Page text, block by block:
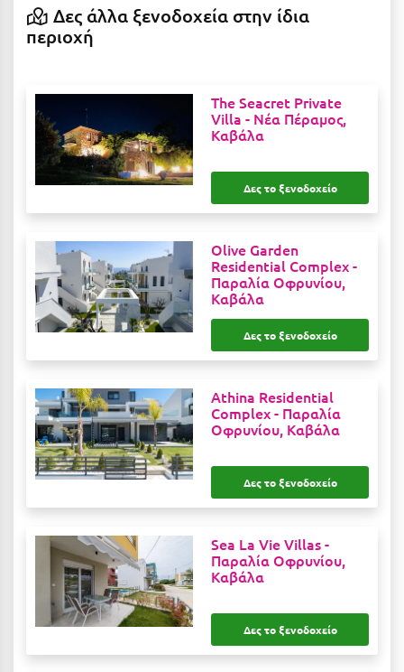
Θάσος
Ιεράπετρα
Ικαρία
Ιωάννινα
Καβάλα
Καλάβρυτα
Καλαμάτα
Κάλαμος
Καλαμπάκα
Κάλυμνος
Καμένα Βούρλα
Καρδάμαινα
Δες άλλα ξενοδοχεία στην ίδια
περιοχή
The Seacret Private
Villa - Νέα Πέραμος,
Καβάλα
Δες το ξενοδοχείο
Olive Garden
Residential Complex -
Παραλία Οφρυνίου,
Καβάλα
Δες το ξενοδοχείο
Athina Residential
Complex - Παραλία
Οφρυνίου, Καβάλα
Δες το ξενοδοχείο
Sea La Vie Villas -
Παραλία Οφρυνίου,
Καβάλα
Δες το ξενοδοχείο